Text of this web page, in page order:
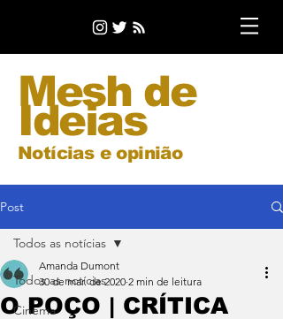
Mesh de
Ideias
Notícias e opinião
Post
Todos as notícias
Cinema
Todos as notícias
O POÇO | CRÍTICA
Amanda Dumont
30 de mar. de 2020 2 min de leitura